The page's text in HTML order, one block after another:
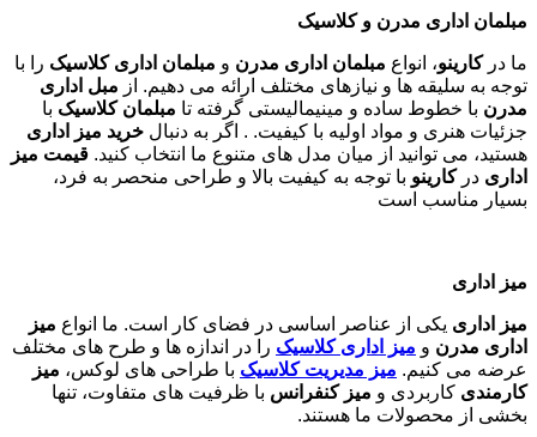
مبلمان اداری مدرن و کلاسیک
ما درکارینو، انواع مبلمان اداری مدرن و مبلمان اداری کلاسیک را با
توجه به سلیقه ها و نیازهای مختلف ارائه می دهیم. از مبل اداری
مدرن با خطوط ساده و مینیمالیستی گرفته تا مبلمان کلاسیک با
جزئیات هنری و مواد اولیه با کیفیت. . اگر به دنبال خرید میز اداری
هستید، می توانید از میان مدل های متنوع ما انتخاب کنید. قیمت میز
اداری درکارینو با توجه به کیفیت بالا و طراحی منحصر به فرد،
بسیار مناسب است
میز اداری
میز اداری یکی از عناصر اساسی در فضای کار است. ما انواع میز
اداری مدرن و میز اداری کلاسیک را در اندازه ها و طرح های مختلف
عرضه می کنیم. میز مدیریت کلاسیک با طراحی های لوکس، میز
کارمندی کاربردی و میز کنفرانس با ظرفیت های متفاوت، تنها
بخشی از محصولات ما هستند.